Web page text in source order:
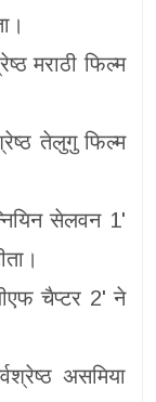
मराठी फिल्म
तेलुगु फिल्म
सेलवन 1'
चैप्टर 2' ने
असमिया